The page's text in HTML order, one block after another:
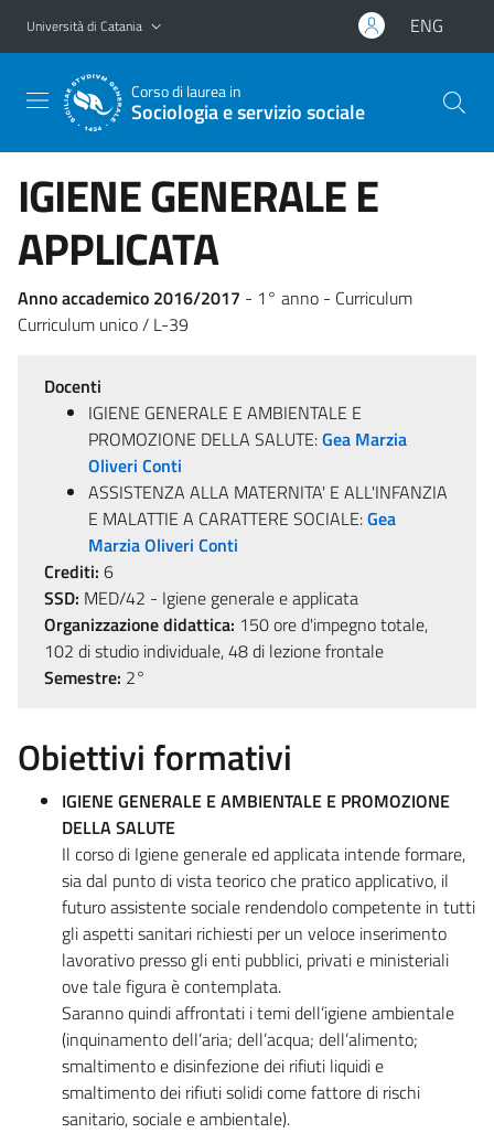
Vai al contenuto principale
Vai al menu di navigazione
Università di Catania ENG
Corso di laurea in
Sociologia e servizio sociale
IGIENE GENERALE E
APPLICATA
Anno accademico 2016/2017 - 1° anno - Curriculum
Curriculum unico / L-39
Docenti
IGIENE GENERALE E AMBIENTALE E
PROMOZIONE DELLA SALUTE:Gea Marzia
Oliveri Conti
ASSISTENZA ALLA MATERNITA' E ALL'INFANZIA
E MALATTIE A CARATTERE SOCIALE:Gea
Marzia Oliveri Conti
Crediti: 6
SSD: MED/42 - Igiene generale e applicata
Organizzazione didattica: 150 ore d'impegno totale,
102 di studio individuale, 48 di lezione frontale
Semestre: 2°
Obiettivi formativi
IGIENE GENERALE E AMBIENTALE E PROMOZIONE
DELLA SALUTE
Il corso di Igiene generale ed applicata intende formare,
sia dal punto di vista teorico che pratico applicativo, il
futuro assistente sociale rendendolo competente in tutti
gli aspetti sanitari richiesti per un veloce inserimento
lavorativo presso gli enti pubblici, privati e ministeriali
ove tale figura è contemplata.
Saranno quindi affrontati i temi dell’igiene ambientale
(inquinamento dell’aria; dell’acqua; dell’alimento;
smaltimento e disinfezione dei rifiuti liquidi e
smaltimento dei rifiuti solidi come fattore di rischi
sanitario, sociale e ambientale).